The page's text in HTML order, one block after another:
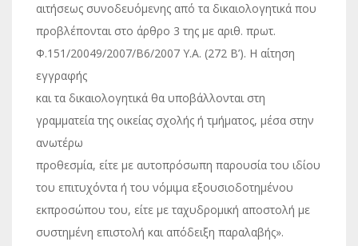
αιτήσεως συνοδευόμενης από τα δικαιολογητικά που
προβλέπονται στο άρθρο 3 της με αριθ. πρωτ.
Φ.151/20049/2007/Β6/2007 Υ.Α. (272 Β’). Η αίτηση
εγγραφής
και τα δικαιολογητικά θα υποβάλλονται στη
γραμματεία της οικείας σχολής ή τμήματος, μέσα στην
ανωτέρω
προθεσμία, είτε με αυτοπρόσωπη παρουσία του ιδίου
του επιτυχόντα ή του νόμιμα εξουσιοδοτημένου
εκπροσώπου του, είτε με ταχυδρομική αποστολή με
συστημένη επιστολή και απόδειξη παραλαβής».